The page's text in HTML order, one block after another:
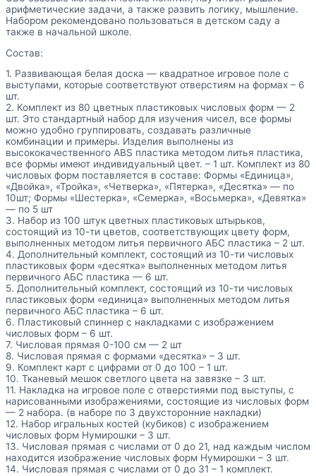
арифметические задачи, а также развить логику, мышление.
Набором рекомендовано пользоваться в детском саду а
также в начальной школе.
Состав:
1. Развивающая белая доска — квадратное игровое поле с
выступами, которые соответствуют отверстиям на формах – 6
шт.
2. Комплект из 80 цветных пластиковых числовых форм — 2
шт. Это стандартный набор для изучения чисел, все формы
можно удобно группировать, создавать различные
комбинации и примеры. Изделия выполнены из
высококачественного ABS пластика методом литья пластика,
все формы имеют индивидуальный цвет. – 1 шт. Комплект из 80
числовых форм поставляется в составе: Формы «Единица»,
«Двойка», «Тройка», «Четверка», «Пятерка», «Десятка» — по
10шт; Формы «Шестерка», «Семерка», «Восьмерка», «Девятка»
— по 5 шт
3. Набор из 100 штук цветных пластиковых штырьков,
состоящий из 10-ти цветов, соответствующих цвету форм,
выполненных методом литья первичного АБС пластика – 2 шт.
4. Дополнительный комплект, состоящий из 10-ти числовых
пластиковых форм «десятка» выполненных методом литья
первичного АБС пластика — 6 шт.
5. Дополнительный комплект, состоящий из 10-ти числовых
пластиковых форм «единица» выполненных методом литья
первичного АБС пластика – 6 шт.
6. Пластиковый спиннер с накладками с изображением
числовых форм – 6 шт.
7. Числовая прямая 0-100 см — 2 шт
8. Числовая прямая с формами «десятка» – 3 шт.
9. Комплект карт с цифрами от 0 до 100 – 1 шт.
10. Тканевый мешок светлого цвета на завязке – 3 шт.
11. Накладка на игровое поле с отверстиями под выступы, с
нарисованными изображениями, состоящие из числовых форм
— 2 набора. (в наборе по 3 двухсторонние накладки)
12. Набор игральных костей (кубиков) с изображением
числовых форм Нумирошки – 3 шт.
13. Числовая прямая с числами от 0 до 21, над каждым числом
находится изображение числовых форм Нумирошки – 3 шт.
14. Числовая прямая с числами от 0 до 31 – 1 комплект.